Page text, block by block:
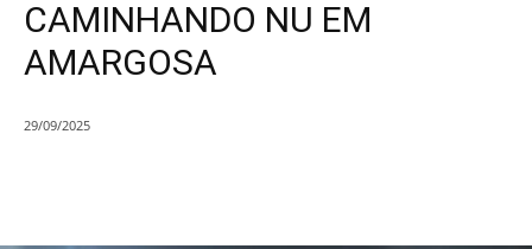
CAMINHANDO NU EM
AMARGOSA
29/09/2025